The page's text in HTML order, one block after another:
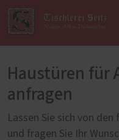
Haustüren für
anfragen
Lassen Sie sich von
und fragen Sie Ihr